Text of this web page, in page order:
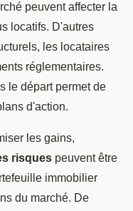
peuvent affecter la
locatifs. D'autres
les locataires
réglementaires.
le départ permet de
d'action.
les gains,
risques peuvent être
immobilier
du marché. De